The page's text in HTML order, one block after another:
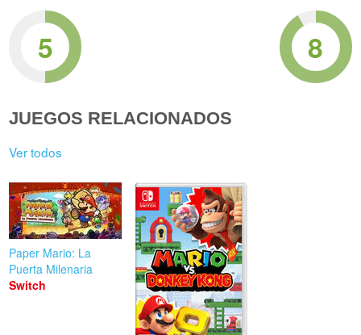
5 8
JUEGOS RELACIONADOS
Ver todos
Paper Mario: La
Puerta Milenaria
Switch